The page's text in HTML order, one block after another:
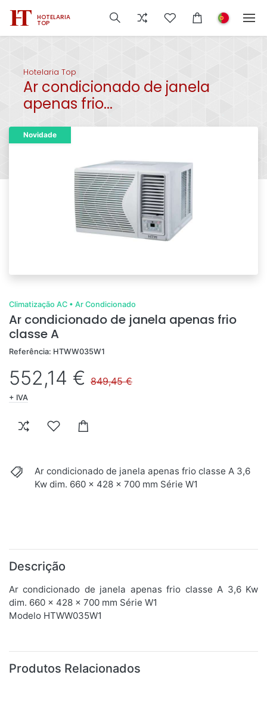
HOTELARIA
TOP
Hotelaria Top
Ar condicionado de janela
apenas frio...
Novidade
Climatização AC • Ar Condicionado
Ar condicionado de janela apenas frio
classe A
Referência: HTWW035W1
552,14 € 849,45 €
+ IVA
Ar condicionado de janela apenas frio classe A 3,6
Kw dim. 660 x 428 x 700 mm Série W1
Descrição
Ar condicionado de janela apenas frio classe A 3,6 Kw
dim. 660 x 428 x 700 mm Série W1
Modelo HTWW035W1
Produtos Relacionados